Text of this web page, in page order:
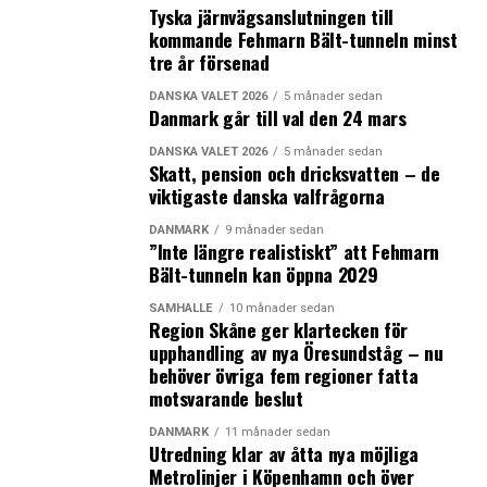
Sedan tillkommer skadeståndskrav som enligtfinans.dk
väntas uppgå till ett ännu större belopp och som avser
ersättning för minkuppfödarnas framtida inkomster.
Danmark är världens största uppfödare av mink och
industrin omsätter årligen miljardbelopp, inte minst via
Kopenhagen Furvarifrån minkskinnen
säljs vidare till utlandet. Förra året uppgick den samlade
danska exporten av minkskinn till 4,9 miljarder danska
kronor medan importen av skinn uppgick till 2,4
miljarder. Under rekordåret 2013 exporterade Danmark
minkskinn till ett värde av 12,8 miljarder kronor enligt
en sammanställning gjord avDanmarks Radio
branschföreningenDanske Minkavlerefinns det mer än
14 miljoner minkar på landets omkring 1 000
minkfarmar. Branschen uppges sysselsätta omkring 6
Fotnot: Det cirkulerar olika uppgifter om antalet
Tyska järnvägsanslutningen till
kommande Fehmarn Bält-tunneln minst
tre år försenad
DANSKA VALET 2026 5 månader sedan
Danmark går till val den 24 mars
DANSKA VALET 2026 5 månader sedan
Skatt, pension och dricksvatten – de
viktigaste danska valfrågorna
DANMARK 9 månader sedan
”Inte längre realistiskt” att Fehmarn
Bält-tunneln kan öppna 2029
SAMHÄLLE 10 månader sedan
Region Skåne ger klartecken för
upphandling av nya Öresundståg – nu
behöver övriga fem regioner fatta
motsvarande beslut
DANMARK 11 månader sedan
Utredning klar av åtta nya möjliga
Metrolinjer i Köpenhamn och över